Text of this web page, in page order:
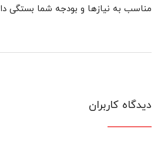
مناسب به نیازها و بودجه شما بستگی
دیدگاه کاربران